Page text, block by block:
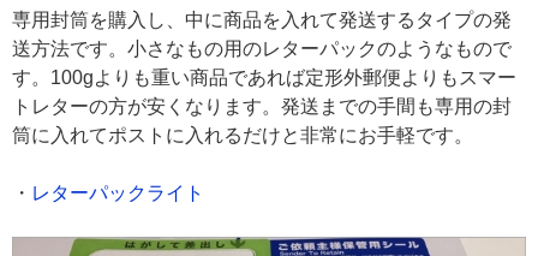
専用封筒を購入し、中に商品を入れて発送するタイプの発
送方法です。小さなもの用のレターパックのようなもので
す。100gよりも重い商品であれば定形外郵便よりもスマー
トレターの方が安くなります。発送までの手間も専用の封
筒に入れてポストに入れるだけと非常にお手軽です。
・ レターパックライト